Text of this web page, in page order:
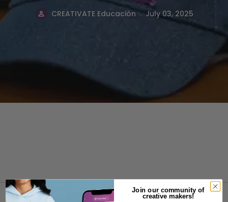
CREATIVATE Educación . July 03, 2025
Join our community of
creative makers!